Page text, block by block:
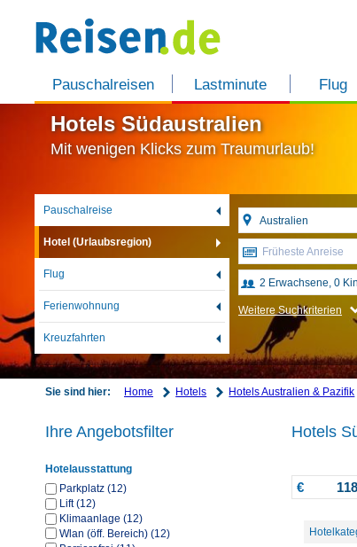
Pauschalreisen Lastminute Flug
Hotels Südaustralien
Mit wenigen Klicks zum Traumurlaub!
Pauschalreise
Hotel (Urlaubsregion)
Flug
Ferienwohnung
Kreuzfahrten
Früheste Anreise
Weitere Suchkriterien
Sie sind hier: Home Hotels Hotels Australien & Pazifik
Hotels
€
Ihre Angebotsfilter
Hotelausstattung
Parkplatz (12)
Lift (12)
Klimaanlage (12)
Wlan (öff. Bereich) (12)